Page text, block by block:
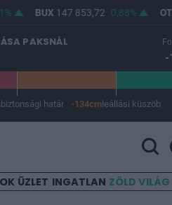
BUX147 853,72 0,88% OTP
PAKSNÁL
-
biztonsági határ -134cm leállási küszöb
ÜZLET INGATLAN ZÖLD VILÁG